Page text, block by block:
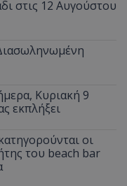
στις 12 Αυγούστου
Κυριακή 9
εκπλήξει
οι
του beach bar